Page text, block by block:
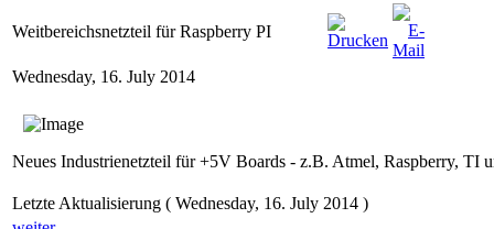
Weitbereichsnetzteil für Raspberry PI
Wednesday, 16. July 2014
Neues Industrienetzteil für +5V Boards - z.B. Atmel, Raspberry, TI
Letzte Aktualisierung ( Wednesday, 16. July 2014 )